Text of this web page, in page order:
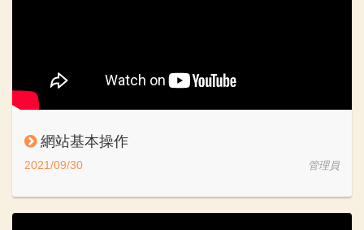
網站基本操作
2021/09/30 管理員